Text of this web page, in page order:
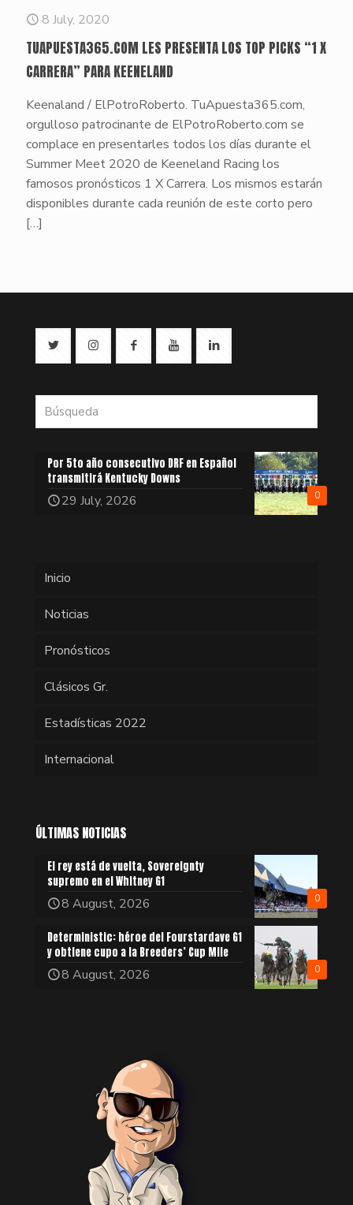
8 July, 2020
TUAPUESTA365.COM LES PRESENTA LOS TOP PICKS “1 X
CARRERA” PARA KEENELAND
Keenaland / ElPotroRoberto. TuApuesta365.com,
orgulloso patrocinante de ElPotroRoberto.com se
complace en presentarles todos los días durante el
Summer Meet 2020 de Keeneland Racing los
famosos pronósticos 1 X Carrera. Los mismos estarán
disponibles durante cada reunión de este corto pero
[…]
0
Por 5to año consecutivo DRF en Español
transmitirá Kentucky Downs
29 July, 2026
Inicio
Noticias
Pronósticos
Clásicos Gr.
Estadísticas 2022
Internacional
ÚLTIMAS NOTICIAS
0
El rey está de vuelta, Sovereignty
supremo en el Whitney G1
8 August, 2026
0
Deterministic: héroe del Fourstardave G1
y obtiene cupo a la Breeders’ Cup Mile
8 August, 2026